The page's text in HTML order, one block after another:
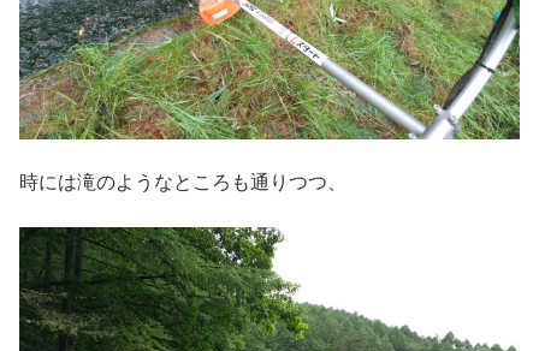
時には滝のようなところも通りつつ、